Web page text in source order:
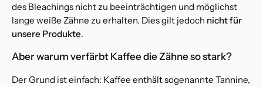
des Bleachings nicht zu beeinträchtigen und möglichst
lange weiße Zähne zu erhalten. Dies gilt jedoch nicht für
unsere Produkte.
Aber warum verfärbt Kaffee die Zähne so stark?
Der Grund ist einfach: Kaffee enthält sogenannte Tannine,